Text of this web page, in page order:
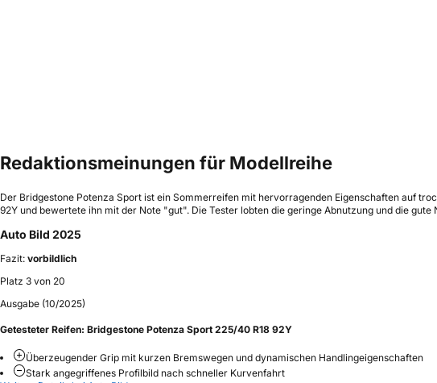
Redaktionsmeinungen für Modellreihe
Der Bridgestone Potenza Sport ist ein Sommerreifen mit hervorragenden Eigenschaften auf
92Y und bewertete ihn mit der Note "gut". Die Tester lobten die geringe Abnutzung und die
Auto Bild 2025
Fazit: vorbildlich
Platz 3 von 20
Ausgabe (10/2025)
Getesteter Reifen: Bridgestone Potenza Sport 225/40 R18 92Y
Überzeugender Grip mit kurzen Bremswegen und dynamischen Handlingeigenschaften
Stark angegriffenes Profilbild nach schneller Kurvenfahrt